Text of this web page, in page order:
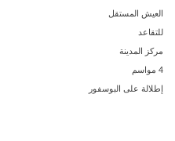
العيش المستقل
للتقاعد
مركز المدينة
4 مواسم
إطلالة على البوسفور